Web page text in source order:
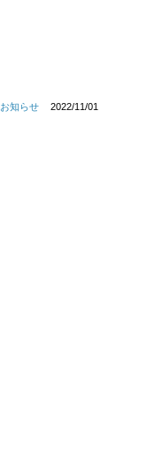
お知らせ 2022/11/01